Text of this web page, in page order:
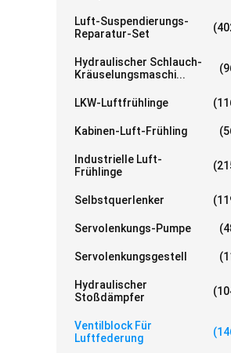
Luft-Suspendierungs-
Reparatur-Set
Hydraulischer Schlauch-
Kräuselungsmaschi...
LKW-Luftfrühlinge
Kabinen-Luft-Frühling
Industrielle Luft-
Frühlinge
Selbstquerlenker
Servolenkungs-Pumpe
Servolenkungsgestell
Hydraulischer
Stoßdämpfer
Ventilblock Für
Luftfederung